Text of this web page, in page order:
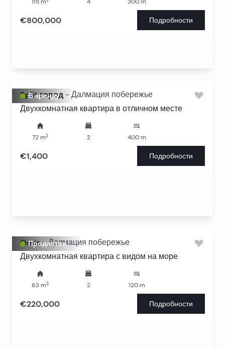
€800,000 Подробности
В аренду
Split город - Далмация побережье
Двухкомнатная квартира в отличном месте
72 m2 2 400m
€1,400 Подробности
Продается
Omis - Далмация побережье
Двухкомнатная квартира с видом на море
63 m2 2 120m
€220,000 Подробности